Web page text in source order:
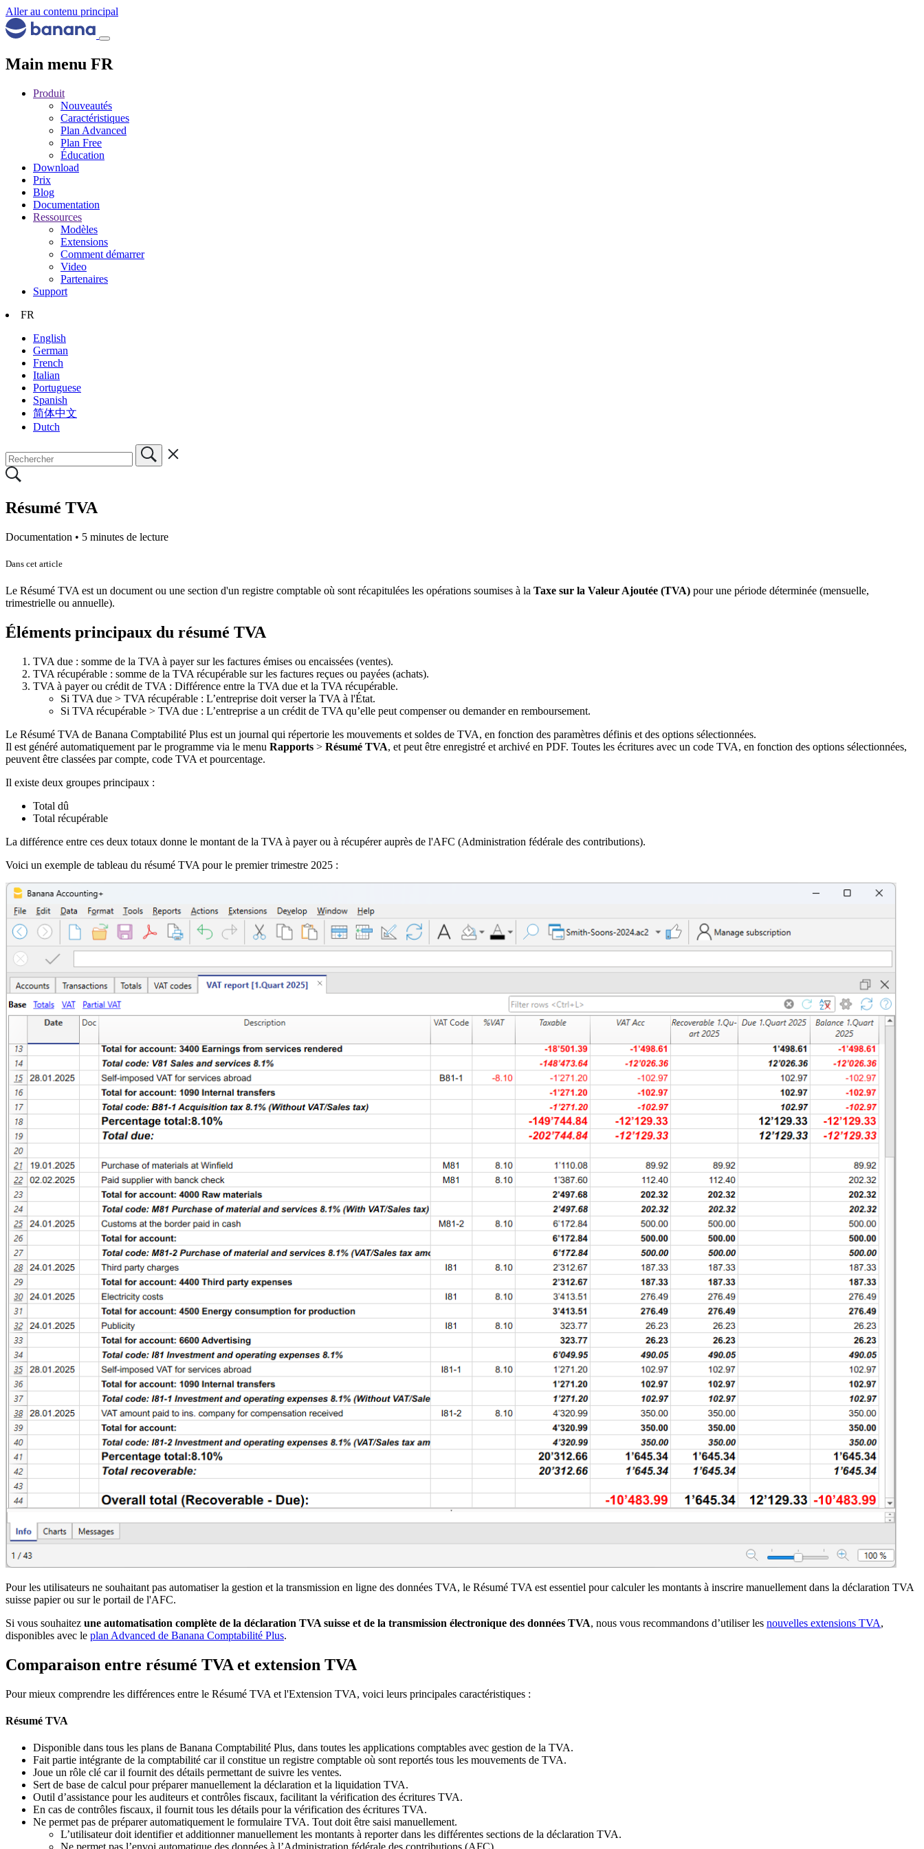
Aller au contenu principal
Main menu FR
Produit
Nouveautés
Caractéristiques
Plan Advanced
Plan Free
Éducation
Download
Prix
Blog
Documentation
Ressources
Modèles
Extensions
Comment démarrer
Video
Partenaires
Support
FR
English
German
French
Italian
Portuguese
Spanish
简体中文
Dutch
Résumé TVA
Documentation • 5 minutes de lecture
Dans cet article
Le Résumé TVA est un document ou une section d'un registre comptable où sont récapitulées les opérations soumises à la Taxe sur la Valeur Ajoutée (TVA) pour une période déterminée (mensuelle,
trimestrielle ou annuelle).
Éléments principaux du résumé TVA
TVA due : somme de la TVA à payer sur les factures émises ou encaissées (ventes).
TVA récupérable : somme de la TVA récupérable sur les factures reçues ou payées (achats).
TVA à payer ou crédit de TVA : Différence entre la TVA due et la TVA récupérable.
Si TVA due > TVA récupérable : L’entreprise doit verser la TVA à l'État.
Si TVA récupérable > TVA due : L’entreprise a un crédit de TVA qu’elle peut compenser ou demander en remboursement.
Le Résumé TVA de Banana Comptabilité Plus est un journal qui répertorie les mouvements et soldes de TVA, en fonction des paramètres définis et des options sélectionnées.
Il est généré automatiquement par le programme via le menu Rapports > Résumé TVA, et peut être enregistré et archivé en PDF. Toutes les écritures avec un code TVA, en fonction des options sélectionnées,
peuvent être classées par compte, code TVA et pourcentage.
Il existe deux groupes principaux :
Total dû
Total récupérable
La différence entre ces deux totaux donne le montant de la TVA à payer ou à récupérer auprès de l'AFC (Administration fédérale des contributions).
Voici un exemple de tableau du résumé TVA pour le premier trimestre 2025 :
Pour les utilisateurs ne souhaitant pas automatiser la gestion et la transmission en ligne des données TVA, le Résumé TVA est essentiel pour calculer les montants à inscrire manuellement dans la déclaration TVA
suisse papier ou sur le portail de l'AFC.
Si vous souhaitez une automatisation complète de la déclaration TVA suisse et de la transmission électronique des données TVA, nous vous recommandons d’utiliser les nouvelles extensions TVA,
disponibles avec le plan Advanced de Banana Comptabilité Plus.
Comparaison entre résumé TVA et extension TVA
Pour mieux comprendre les différences entre le Résumé TVA et l'Extension TVA, voici leurs principales caractéristiques :
Résumé TVA
Disponible dans tous les plans de Banana Comptabilité Plus, dans toutes les applications comptables avec gestion de la TVA.
Fait partie intégrante de la comptabilité car il constitue un registre comptable où sont reportés tous les mouvements de TVA.
Joue un rôle clé car il fournit des détails permettant de suivre les ventes.
Sert de base de calcul pour préparer manuellement la déclaration et la liquidation TVA.
Outil d’assistance pour les auditeurs et contrôles fiscaux, facilitant la vérification des écritures TVA.
En cas de contrôles fiscaux, il fournit tous les détails pour la vérification des écritures TVA.
Ne permet pas de préparer automatiquement le formulaire TVA. Tout doit être saisi manuellement.
L’utilisateur doit identifier et additionner manuellement les montants à reporter dans les différentes sections de la déclaration TVA.